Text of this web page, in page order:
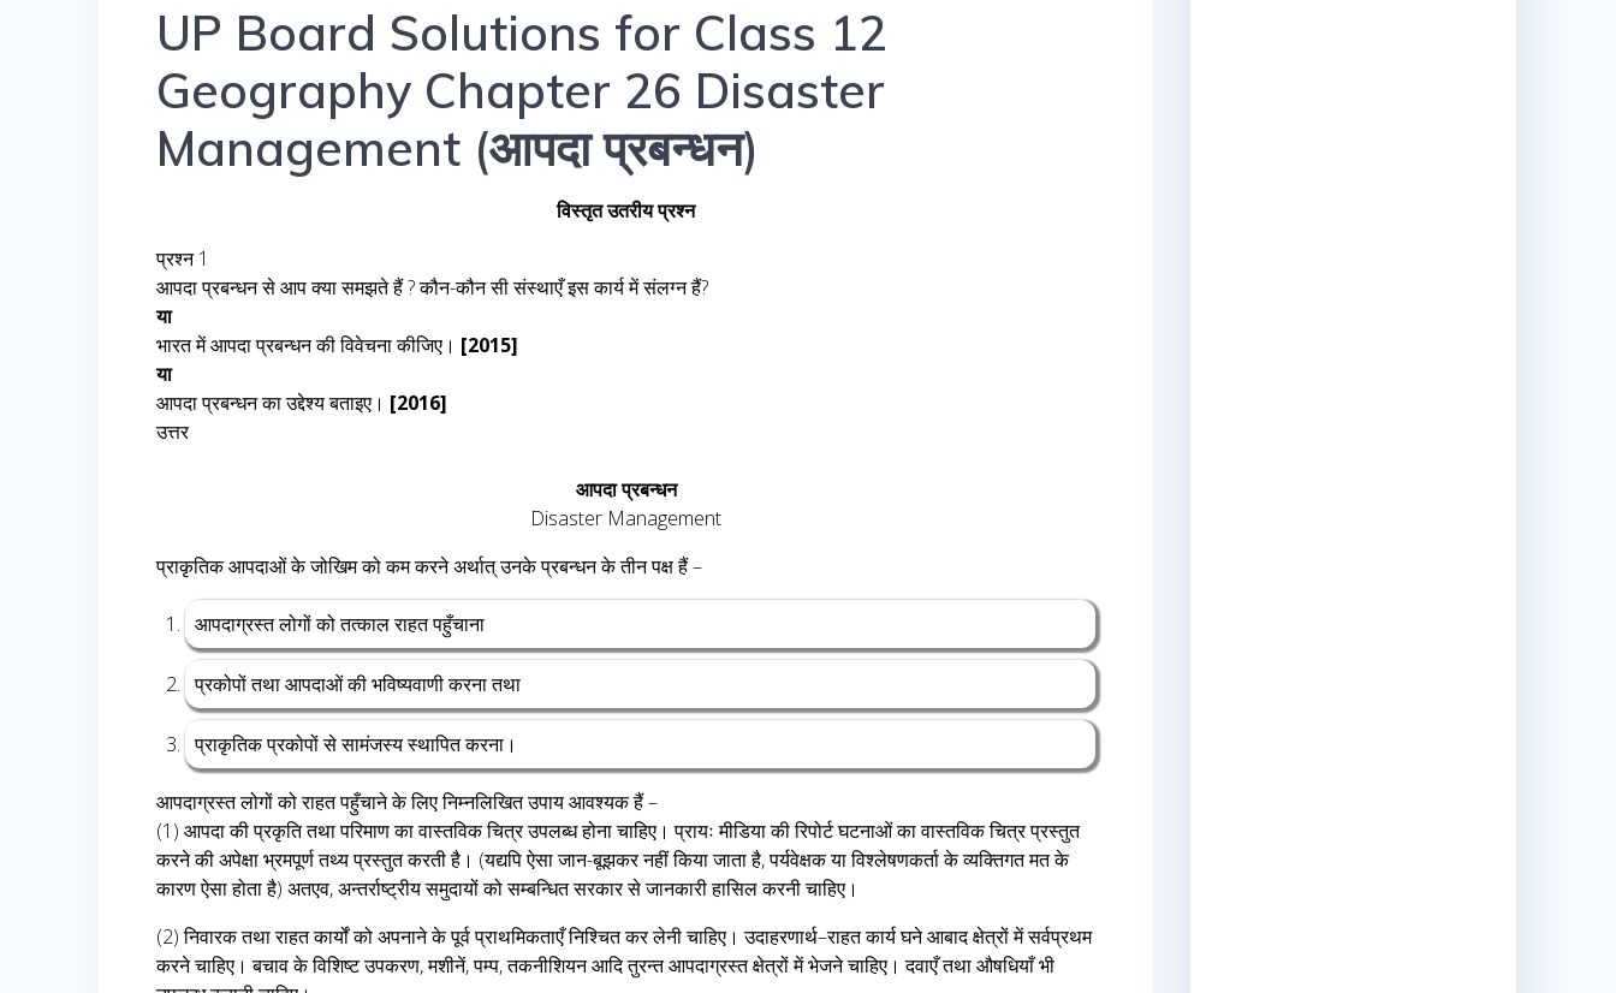
UP Board Solutions for Class 12
Geography Chapter 26 Disaster
Management (आपदा प्रबन्धन)
विस्तृत उतरीय प्रश्न
प्रश्न 1
आपदा प्रबन्धन से आप क्या समझते हैं ? कौन-कौन सी संस्थाएँ इस कार्य में संलग्न हैं?
या
भारत में आपदा प्रबन्धन की विवेचना कीजिए। [2015]
या
आपदा प्रबन्धन का उद्देश्य बताइए। [2016]
उत्तर
आपदा प्रबन्धन
Disaster Management
प्राकृतिक आपदाओं के जोखिम को कम करने अर्थात् उनके प्रबन्धन के तीन पक्ष हैं –
आपदाग्रस्त लोगों को तत्काल राहत पहुँचाना
प्रकोपों तथा आपदाओं की भविष्यवाणी करना तथा
प्राकृतिक प्रकोपों से सामंजस्य स्थापित करना।
आपदाग्रस्त लोगों को राहत पहुँचाने के लिए निम्नलिखित उपाय आवश्यक हैं –
(1) आपदा की प्रकृति तथा परिमाण का वास्तविक चित्र उपलब्ध होना चाहिए। प्रायः मीडिया की रिपोर्ट घटनाओं का वास्तविक चित्र प्रस्तुत
करने की अपेक्षा भ्रमपूर्ण तथ्य प्रस्तुत करती है। (यद्यपि ऐसा जान-बूझकर नहीं किया जाता है, पर्यवेक्षक या विश्लेषणकर्ता के व्यक्तिगत मत के
कारण ऐसा होता है) अतएव, अन्तर्राष्ट्रीय समुदायों को सम्बन्धित सरकार से जानकारी हासिल करनी चाहिए।
(2) निवारक तथा राहत कार्यों को अपनाने के पूर्व प्राथमिकताएँ निश्चित कर लेनी चाहिए। उदाहरणार्थ–राहत कार्य घने आबाद क्षेत्रों में सर्वप्रथम
करने चाहिए। बचाव के विशिष्ट उपकरण, मशीनें, पम्प, तकनीशियन आदि तुरन्त आपदाग्रस्त क्षेत्रों में भेजने चाहिए। दवाएँ तथा औषधियाँ भी